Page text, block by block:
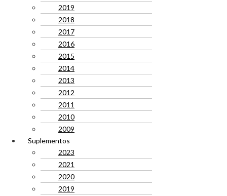
2019
2018
2017
2016
2015
2014
2013
2012
2011
2010
2009
Suplementos
2023
2021
2020
2019